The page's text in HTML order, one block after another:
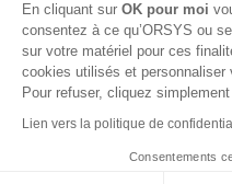
En cliquant sur OK pour moi
consentez à ce qu’ORSYS ou
sur votre matériel pour ces
cookies utilisés et
Pour refuser, cliquez
Lien vers la politique de
Consentements
© 2026 ORSYS
Mentions légales
Protection des données
Accessibilité :